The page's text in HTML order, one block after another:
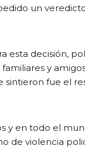
un
esta decisión,
familiares y
sintieron fue el
y en todo el
de violencia